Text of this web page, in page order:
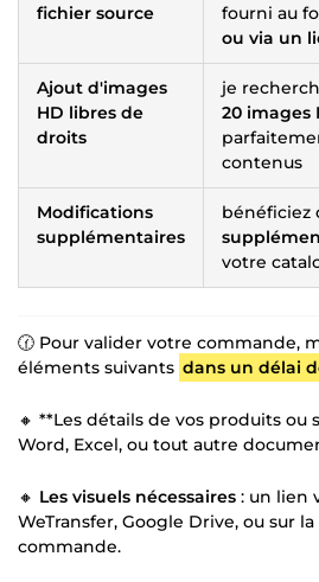
fichier source
fourni au
ou via un
Ajout d'images
HD libres de
droits
je
20 images
contenus
Modifications
supplémentaires
bénéficiez
votre
🕜 Pour valider votre commande,
éléments suivants dans un délai
🔸 **Les détails de vos produits ou
Word, Excel, ou tout autre
🔸 Les visuels nécessaires : un lien
WeTransfer, Google Drive, ou sur
commande.